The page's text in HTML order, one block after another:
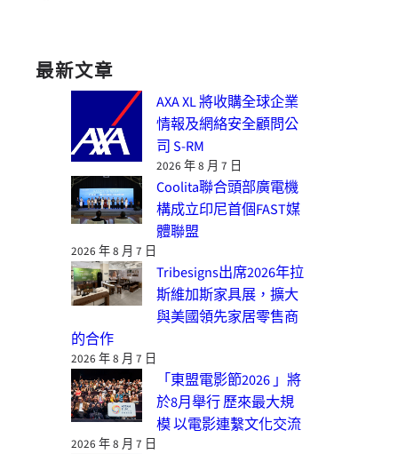
最新文章
AXA XL 將收購全球企業
情報及網絡安全顧問公
司 S-RM
2026 年 8 月 7 日
Coolita聯合頭部廣電機
構成立印尼首個FAST媒
體聯盟
2026 年 8 月 7 日
Tribesigns出席2026年拉
斯維加斯家具展，擴大
與美國領先家居零售商
的合作
2026 年 8 月 7 日
「東盟電影節2026 」將
於8月舉行 歷來最大規
模 以電影連繫文化交流
2026 年 8 月 7 日